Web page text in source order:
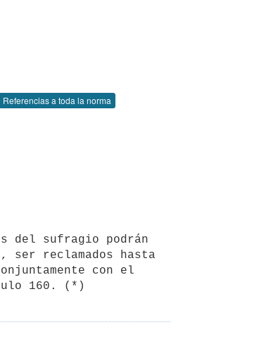
Referencias a toda la norma
ser reclamados hasta
con el